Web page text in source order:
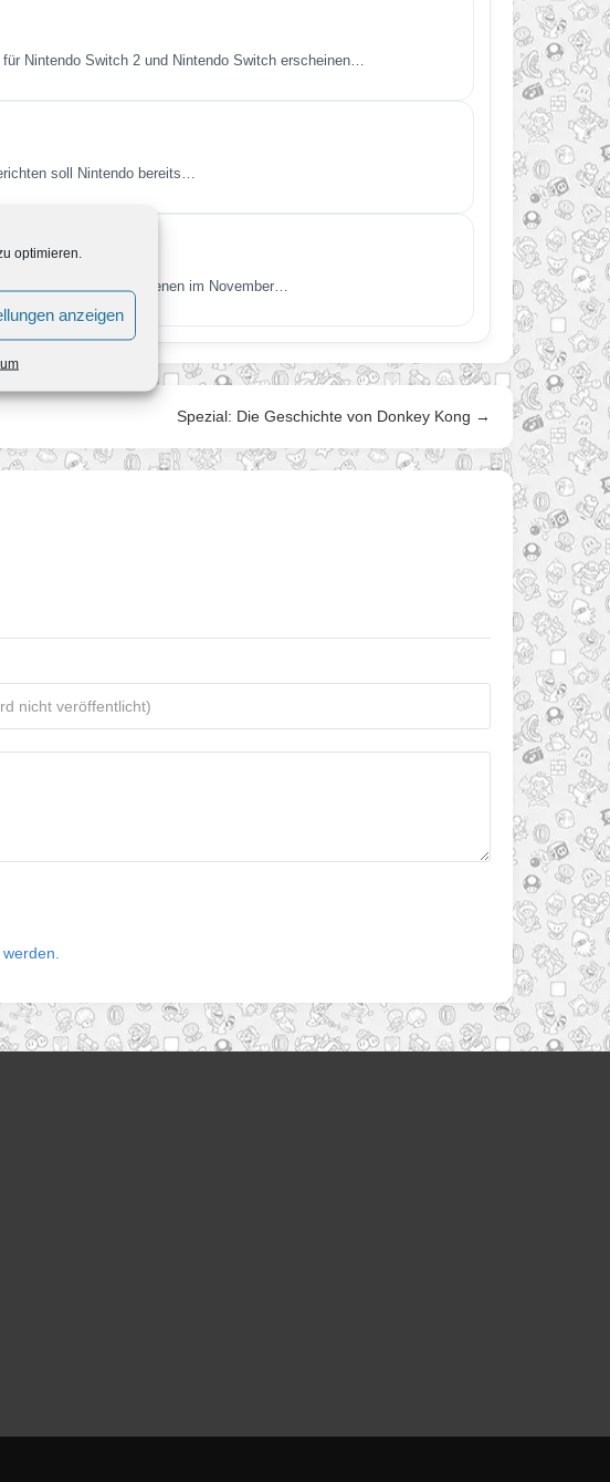
optimieren.
anzeigen
Nintendo Switch 2 und Nintendo Switch erscheinen…
soll Nintendo bereits…
Galaxy nicht. Erschienen im November…
Spezial: Die Geschichte von Donkey Kong →